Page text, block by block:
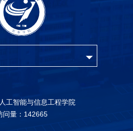
工智能与信息工程学院
问量： 142665